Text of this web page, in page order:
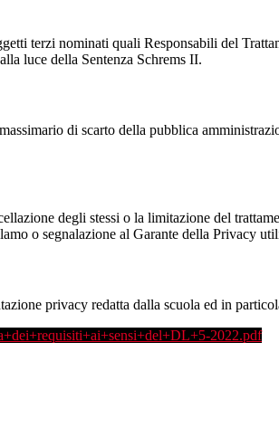
terzi nominati quali Responsabili del
luce della Sentenza Schrems II.
di scarto della pubblica
degli stessi o la limitazione del
o segnalazione al Garante della Privacy
privacy redatta dalla scuola ed in
2022.pdf